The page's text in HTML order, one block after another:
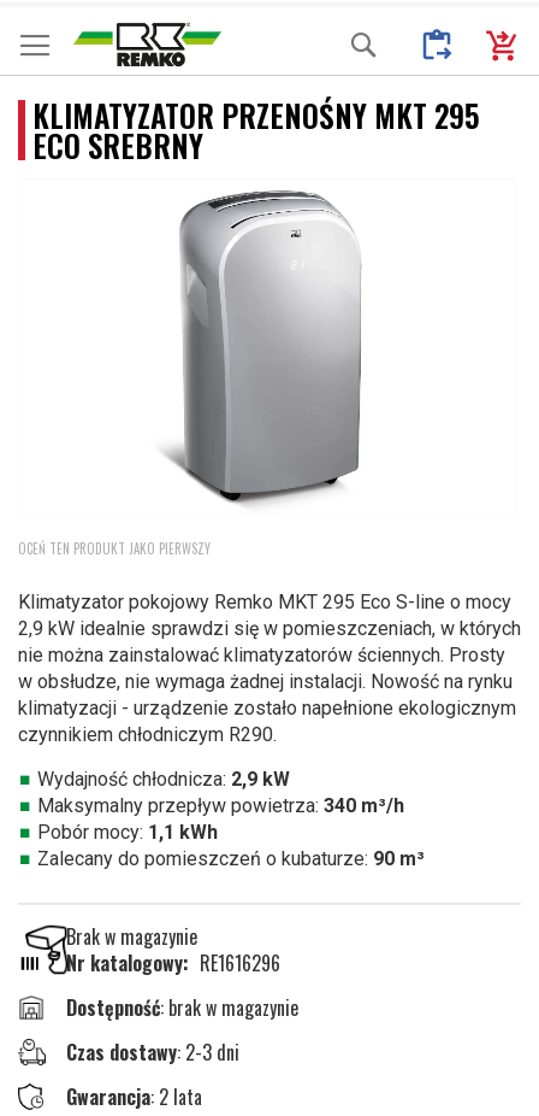
Przejdź
do
treści
Mój
Moje
Search
KLIMATYZATOR PRZENOŚNY MKT 295
ECO SREBRNY
na
galerii
OCEŃ TEN PRODUKT JAKO PIERWSZY
Klimatyzator pokojowy Remko MKT 295 Eco S-line o mocy
2,9 kW idealnie sprawdzi się w pomieszczeniach, w których
nie można zainstalować klimatyzatorów ściennych. Prosty
w obsłudze, nie wymaga żadnej instalacji. Nowość na rynku
klimatyzacji - urządzenie zostało napełnione ekologicznym
czynnikiem chłodniczym R290.
Wydajność chłodnicza: 2,9 kW
Maksymalny przepływ powietrza: 340 m³/h
Pobór mocy: 1,1 kWh
Zalecany do pomieszczeń o kubaturze: 90 m³
Brak w magazynie
Nr katalogowy
RE1616296
brak w magazynie
Czas dostawy: 2-3 dni
Gwarancja: 2 lata